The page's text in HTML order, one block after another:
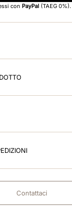
con PayPal (TAEG 0%).
Contattaci